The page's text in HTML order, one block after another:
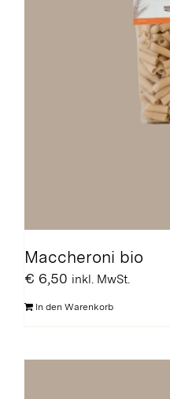
Maccheroni bio
€ 6,50 inkl. MwSt.
In den Warenkorb